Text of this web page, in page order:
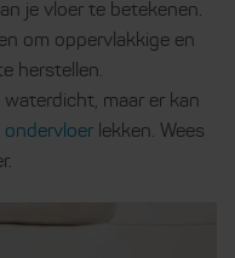
je vloer te betekenen.
om oppervlakkige en
herstellen.
maar er kan
ondervloerlekken. Wees